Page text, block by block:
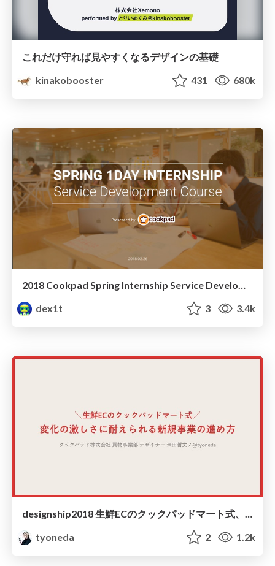
これだけ守れば見やすくなるデザインの基礎
kinakobooster
431 680k
2018 Cookpad Spring Internship Service Develoment Course
dex1t
3 3.4k
designship2018 生鮮ECのクックパッドマート式、変化の激しさに耐えられる新規事業の進め方
tyoneda
2 1.2k